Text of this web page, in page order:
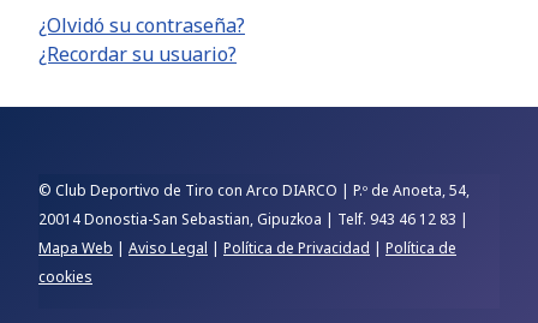
¿Olvidó su contraseña?
¿Recordar su usuario?
© Club Deportivo de Tiro con Arco DIARCO | P.º de Anoeta, 54,
20014 Donostia-San Sebastian, Gipuzkoa | Telf. 943 46 12 83 |
Mapa Web | Aviso Legal | Política de Privacidad | Política de
cookies